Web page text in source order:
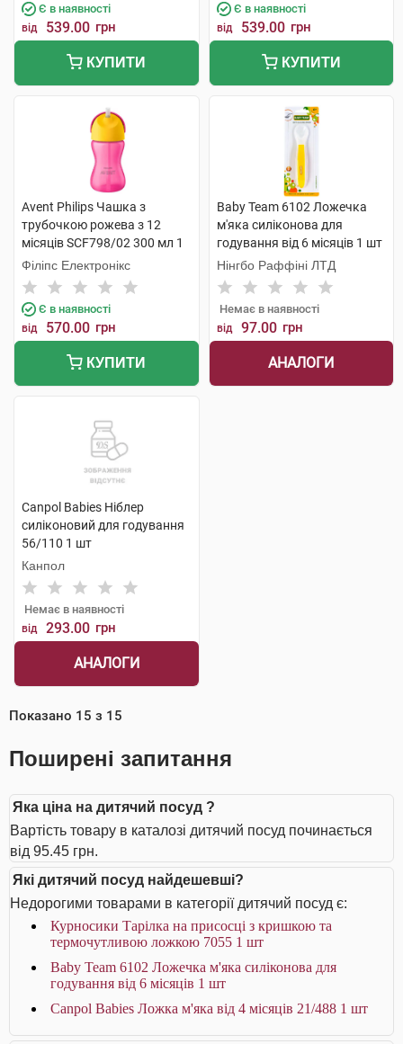
Є в наявності
від 539.00 грн
КУПИТИ
Є в наявності
від 539.00 грн
КУПИТИ
Avent Philips Чашка з
трубочкою рожева з 12
місяців SCF798/02 300 мл 1
шт
Філіпс Електронікс
Є в наявності
від 570.00 грн
КУПИТИ
Baby Team 6102 Ложечка
м'яка силіконова для
годування від 6 місяців 1 шт
Нінгбо Раффіні ЛТД
Немає в наявності
від 97.00 грн
АНАЛОГИ
Canpol Babies Ніблер
силіконовий для годування
56/110 1 шт
Канпол
Немає в наявності
від 293.00 грн
АНАЛОГИ
Показано 15 з 15
Поширені запитання
Яка ціна на дитячий посуд ?
Вартість товару в каталозі дитячий посуд починається
від 95.45 грн.
Які дитячий посуд найдешевші?
Недорогими товарами в категорії дитячий посуд є:
Курносики Тарілка на присосці з кришкою та
термочутливою ложкою 7055 1 шт
Baby Team 6102 Ложечка м'яка силіконова для
годування від 6 місяців 1 шт
Canpol Babies Ложка м'яка від 4 місяців 21/488 1 шт